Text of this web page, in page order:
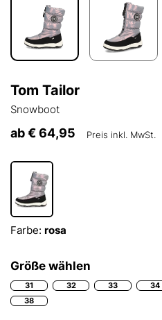
Tom Tailor
Snowboot
ab€ 64,95 Preis inkl. MwSt.
Farbe: rosa
Größe wählen
31 32 33 34
38